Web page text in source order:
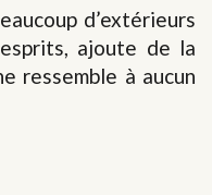
d’extérieurs
ajoute de la
ressemble à aucun